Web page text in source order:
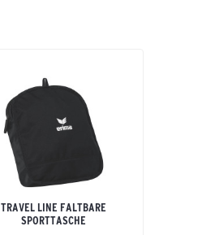
TRAVEL LINE FALTBARE
SPORTTASCHE